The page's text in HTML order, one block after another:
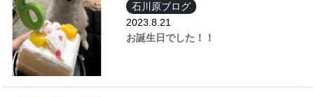
石川原ブログ
2023.8.21
お誕生日でした！！